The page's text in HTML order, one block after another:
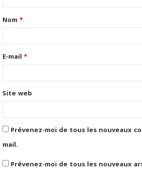
t
a
e
*
Nom *
E-mail *
Site web
Prévenez-moi de tous les nouveaux
mail.
Prévenez-moi de tous les nouveaux